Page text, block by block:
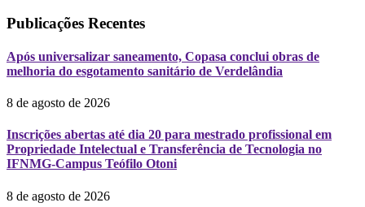
Publicações Recentes
Após universalizar saneamento, Copasa conclui obras de
melhoria do esgotamento sanitário de Verdelândia
8 de agosto de 2026
Inscrições abertas até dia 20 para mestrado profissional em
Propriedade Intelectual e Transferência de Tecnologia no
IFNMG-Campus Teófilo Otoni
8 de agosto de 2026